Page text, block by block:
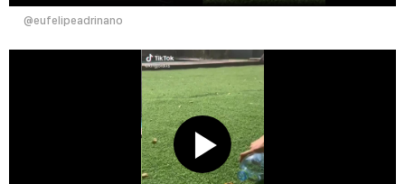
@eufelipeadrinano